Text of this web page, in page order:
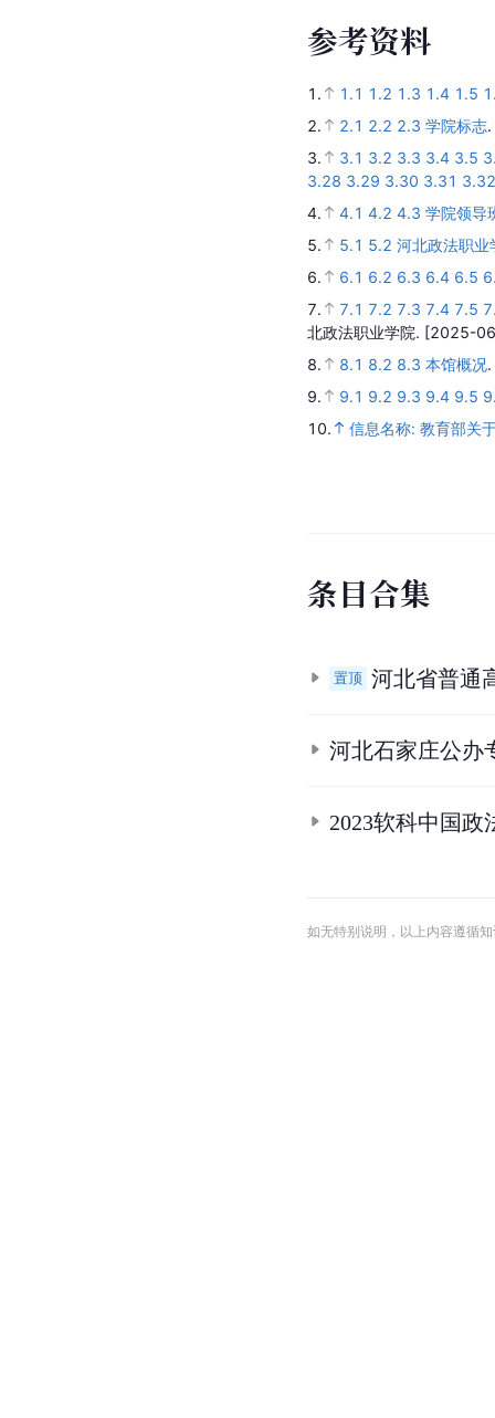
参考资料
1. 1.1 1.2 1.3 1.4 1.5
2.
2.1 2.2 2.3 学院标志.
3.
3.1 3.2 3.3 3.4 3.5
3.28 3.29 3.30 3.31 3.32
4.
4.1 4.2 4.3 学院领导
5.
5.1 5.2 河北政法职业
6.
6.1 6.2 6.3 6.4 6.5
7.
7.1 7.2 7.3 7.4 7.5
北政法职业学院. [2025-
8.
8.1 8.2 8.3 本馆概况.
9.
9.1 9.2 9.3 9.4 9.5
10.
信息名称: 教育部关
条目合集
置顶 河北省普通
河北石家庄公办
2023软科中国政
如无特别说明，以上内容遵循